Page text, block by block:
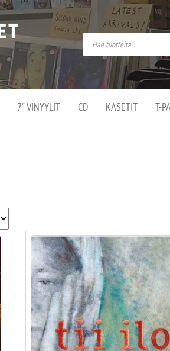
Stupido
Market –
verkossa
ja
kivijalassa
Stupido Market on
vaihtoehtomusaan
erikoistunut
verkko- sekä
kivijalkakauppa
Helsingissä
Kallion
7" VINYYLIT CD KASETIT T-